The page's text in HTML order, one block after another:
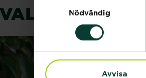
Nödvändig
Avvisa